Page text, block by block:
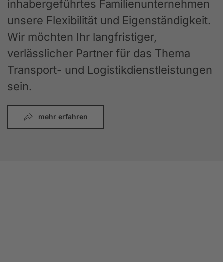
inhabergeführtes Familienunternehmen
unsere Flexibilität und Eigenständigkeit.
Wir möchten Ihr langfristiger,
verlässlicher Partner für das Thema
Transport- und Logistikdienstleistungen
sein.
mehr erfahren